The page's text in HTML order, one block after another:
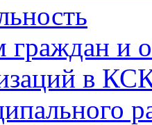
граждан и
в